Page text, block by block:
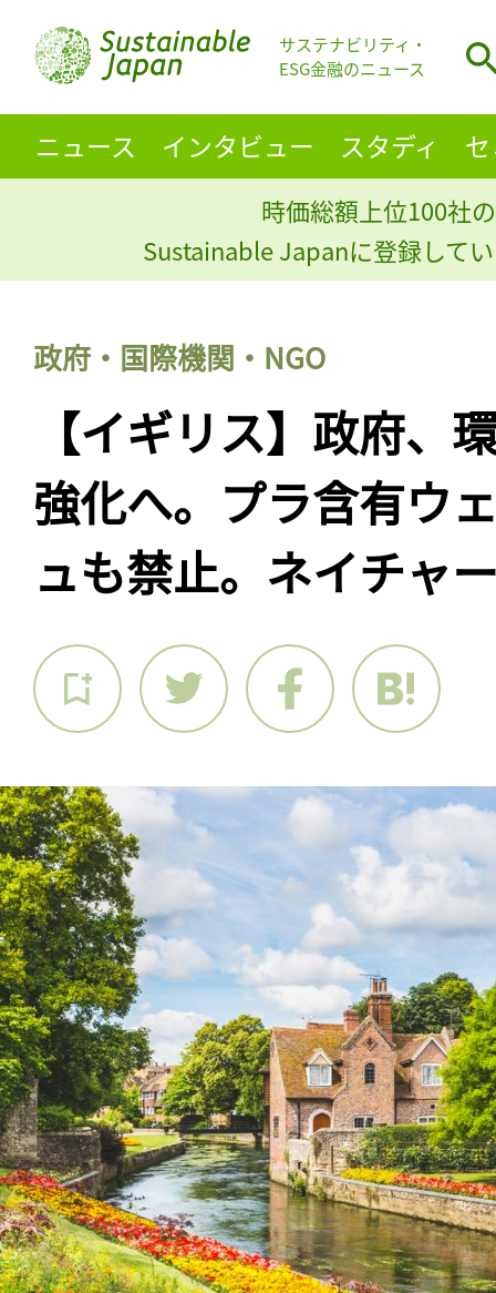
サステナビリティ・
ESG金融のニュース
ニュース インタビュー スタディ
時価総額上位100社
Sustainable Japanに登録して
政府・国際機関・NGO
【イギリス】政府、
強化へ。プラ含有ウ
ュも禁止。ネイチャ